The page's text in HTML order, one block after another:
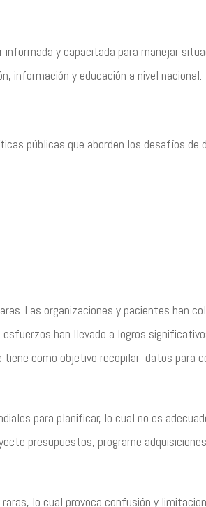
y capacitada para manejar
información y educación a nivel nacional.
públicas que aborden los desafíos
Las organizaciones y pacientes han
han llevado a logros
como objetivo recopilar datos para
para planificar, lo cual no es
presupuestos, programe
lo cual provoca confusión y